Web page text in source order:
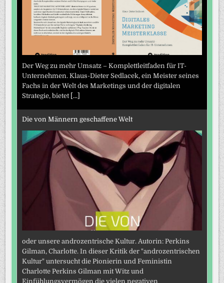
Der Weg zu mehr Umsatz – Komplettleitfaden für IT-
Unternehmen. Klaus-Dieter Sedlacek, ein Meister seines
Fachs in der Welt des Marketings und der digitalen
Strategie, bietet [...]
Die von Männern geschaffene Welt
oder unsere androzentrische Kultur. Autorin: Perkins
Gilman, Charlotte. In dieser Kritik der "androzentrischen
Kultur" untersucht die Pionierin und Feministin
Charlotte Perkins Gilman mit Witz und
Einfühlungsvermögen die vielen negativen